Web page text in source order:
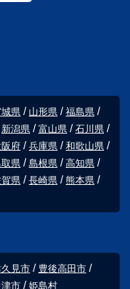
県 山形県
福島県
新潟県 富山県
石川県
阪府 兵庫県
和歌山県
県 島根県
高知県
県 長崎県
熊本県
見市
豊後高田市
市 姫島村